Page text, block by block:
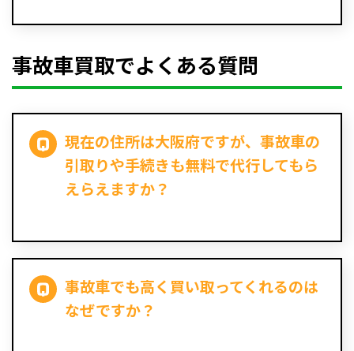
事故車買取でよくある質問
現在の住所は大阪府ですが、事故車の
引取りや手続きも無料で代行してもら
えらえますか？
事故車でも高く買い取ってくれるのは
なぜですか？